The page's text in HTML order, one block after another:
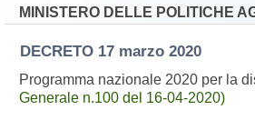
MINISTERO DELLE POLITICHE
DECRETO 17 marzo 2020
Programma nazionale 2020 per la
Generale n.100 del 16-04-2020)